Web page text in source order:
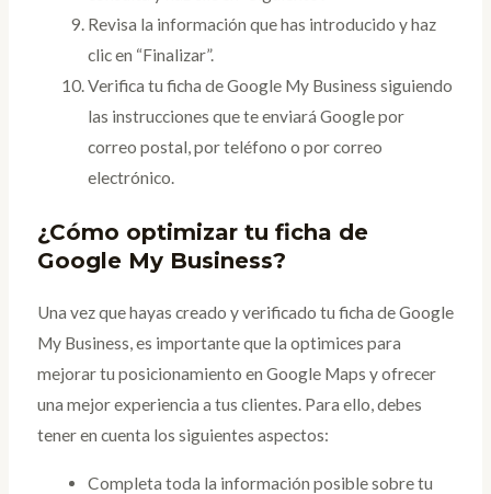
Revisa la información que has introducido y haz
clic en “Finalizar”.
Verifica tu ficha de Google My Business siguiendo
las instrucciones que te enviará Google por
correo postal, por teléfono o por correo
electrónico.
¿Cómo optimizar tu ficha de
Google My Business?
Una vez que hayas creado y verificado tu ficha de Google
My Business, es importante que la optimices para
mejorar tu posicionamiento en Google Maps y ofrecer
una mejor experiencia a tus clientes. Para ello, debes
tener en cuenta los siguientes aspectos:
Completa toda la información posible sobre tu